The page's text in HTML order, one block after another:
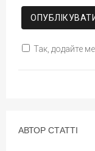
Так, додайте
АВТОР СТАТТІ